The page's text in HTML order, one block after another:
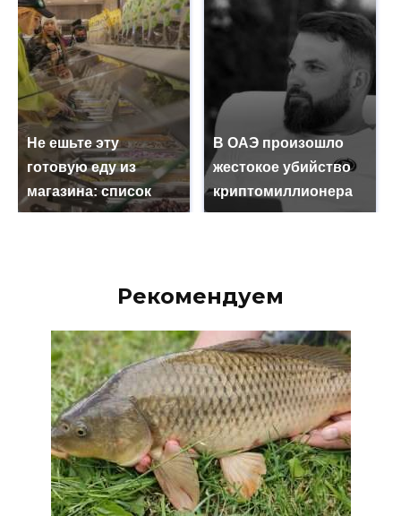
Не ешьте эту
готовую еду из
магазина: список
В ОАЭ произошло
жестокое убийство
криптомиллионера
Рекомендуем